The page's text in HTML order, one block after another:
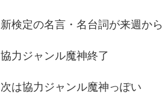
新検定の名言・名台詞が来週から
協力ジャンル魔神終了
次は協力ジャンル魔神っぽい